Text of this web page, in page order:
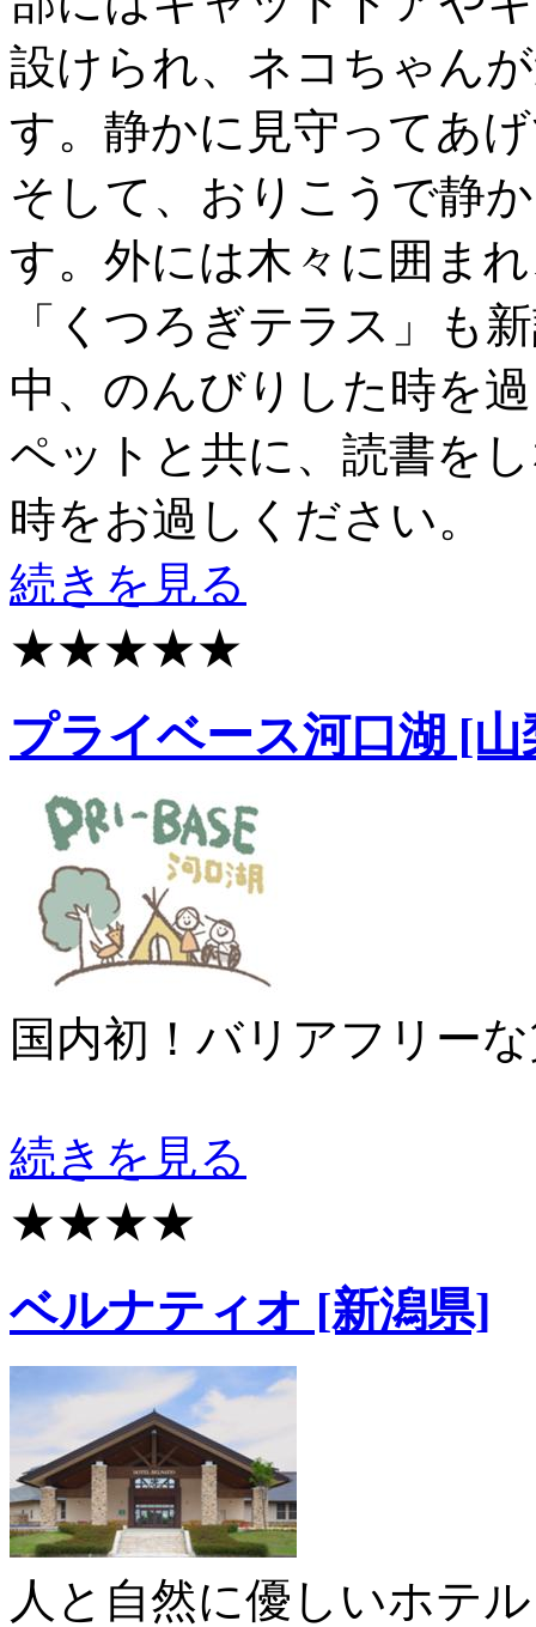
設けられ、ネコちゃん
す。静かに見守ってあ
そして、おりこうで静
す。外には木々に囲ま
「くつろぎテラス」も
中、のんびりした時を
ペットと共に、読書を
時をお過しください。
続きを見る
★★★★★
プライベース河口湖 [山
国内初！バリアフリー
続きを見る
★★★★
ベルナティオ [新潟県]
人と自然に優しいホテル